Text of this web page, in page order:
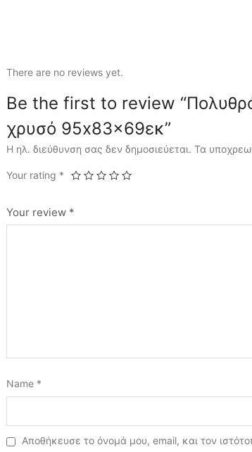
There are no reviews yet.
Be the first to review
χρυσό 95x83x69εκ”
Η ηλ. διεύθυνση σας δεν δημοσιεύεται. Τα
Your rating *
Your review *
Name *
Αποθήκευσε το όνομά μου, email, και τον